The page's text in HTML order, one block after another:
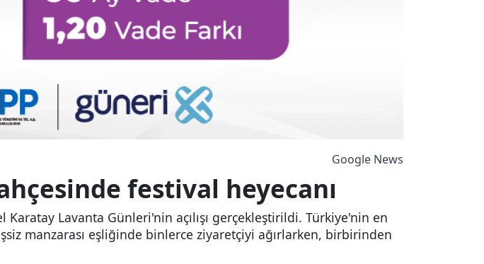
Google News
festival heyecanı
Lavanta Günleri'nin açılışı gerçekleştirildi. Türkiye'nin en
manzarası eşliğinde binlerce ziyaretçiyi ağırlarken, birbirinden